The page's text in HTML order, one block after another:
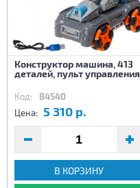
Конструктор машина, 413
деталей, пульт управления
Код: 84540
Цена: 5 310 р.
В КОРЗИНУ